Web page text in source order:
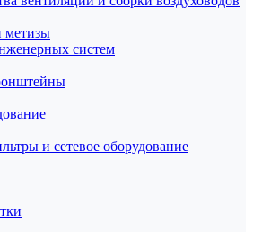
метизы
систем
и сетевое оборудование